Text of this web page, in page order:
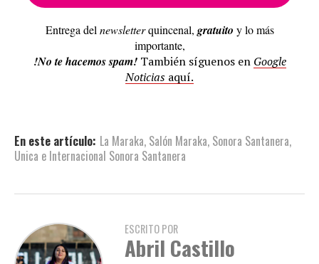
Entrega del newsletterquincenal, gratuito y lo más
importante,
!No te hacemos spam!También síguenos en Google
Noticias aquí.
En este artículo: La Maraka, Salón Maraka, Sonora Santanera,
Unica e Internacional Sonora Santanera
ESCRITO POR
Abril Castillo